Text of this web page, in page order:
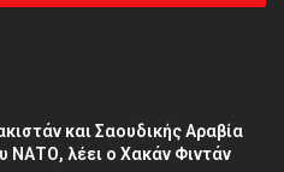
και Σαουδικής Αραβία
ΝΑΤΟ, λέει ο Χακάν Φιντάν